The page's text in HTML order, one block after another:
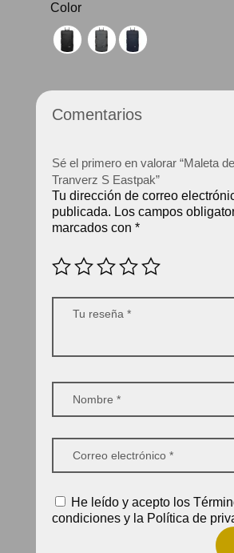
Color
Comentarios
Sé el primero en valorar “Maleta
Tranverz S Eastpak”
Tu dirección de correo
publicada. Los campos
marcados con *
He leído y acepto los
condiciones y la Política de